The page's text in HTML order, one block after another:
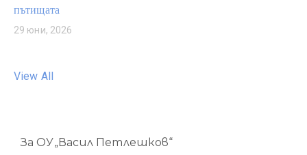
пътищата
29 юни, 2026
View All
За ОУ„Васил Петлешков“